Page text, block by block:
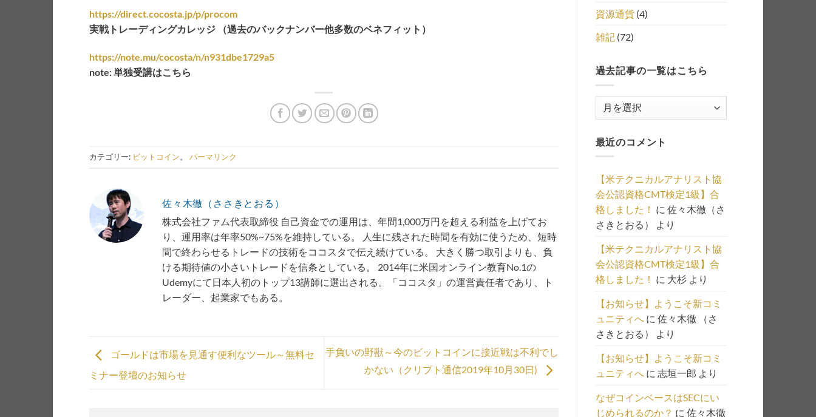
https://direct.cocosta.jp/p/procom
実戦トレーディングカレッジ （過去のバックナンバー他多数のベネフィット）
https://note.mu/cocosta/n/n931dbe1729a5
note: 単独受講はこちら
カテゴリー: ビットコイン。 パーマリンク
佐々木徹（ささきとおる）
株式会社ファム代表取締役 自己資金での運用は、年間1,000万円を超える利益を上げてお
り、運用率は年率50%~75%を維持している。 人生に残された時間を有効に使うため、短時
間で終わらせるトレードの技術をココスタで伝え続けている。 大きく勝つ取引よりも、負
ける期待値の小さいトレードを信条としている。 2014年に米国オンライン教育No.1の
Udemyにて日本人初のトップ13講師に選出される。「ココスタ」の運営責任者であり、ト
レーダー、起業家でもある。
ゴールドは市場を見通す便利なツール～無料セ
ミナー登壇のお知らせ
手負いの野獣～今のビットコインに接近戦は不利でし
かない（クリプト通信2019年10月30日)
資源通貨(4)
雑記(72)
過去記事の一覧はこちら
事
の
一
覧
は
こ
ち
ら
最近のコメント
【米テクニカルアナリスト協
会公認資格CMT検定1級】合
格しました！ に 佐々木徹（さ
さきとおる）
より
【米テクニカルアナリスト協
会公認資格CMT検定1級】合
格しました！ に 大杉より
【お知らせ】ようこそ新コミ
ュニティへに 佐々木徹 （さ
さきとおる）
より
【お知らせ】ようこそ新コミ
ュニティへに 志垣一郎 より
なぜコインベースはSECにい
じめられるのか？ に 佐々木徹